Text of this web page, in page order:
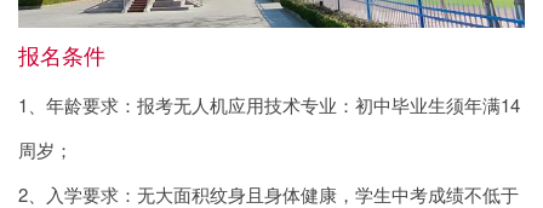
报名条件
1、年龄要求：报考无人机应用技术专业：初中毕业生须年满14
周岁；
2、入学要求：无大面积纹身且身体健康，学生中考成绩不低于